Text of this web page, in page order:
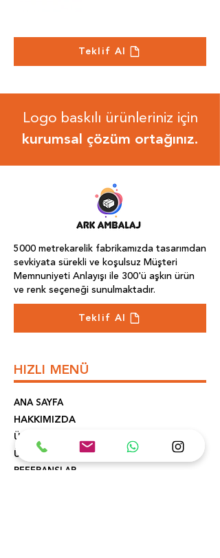
Teklif Al
Logo baskılı ürünleriniz için
kurumsal çözüm ortağınız.
5000 metrekarelik fabrikamızda tasarımdan
sevkiyata sürekli ve koşulsuz Müşteri
Memnuniyeti Anlayışı ile 300'ü aşkın ürün
ve renk seçeneği sunulmaktadır.
Teklif Al
HIZLI MENÜ
ANA SAYFA
HAKKIMIZDA
ÜRETİM
ÜRÜNLER
REFERANSLAR